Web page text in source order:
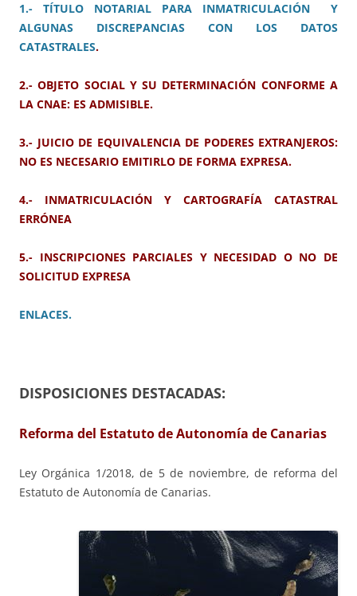
1.- TÍTULO NOTARIAL PARA INMATRICULACIÓN Y
ALGUNAS DISCREPANCIAS CON LOS DATOS
CATASTRALES.
2.- OBJETO SOCIAL Y SU DETERMINACIÓN CONFORME A
LA CNAE: ES ADMISIBLE.
3.- JUICIO DE EQUIVALENCIA DE PODERES EXTRANJEROS:
NO ES NECESARIO EMITIRLO DE FORMA EXPRESA.
4.- INMATRICULACIÓN Y CARTOGRAFÍA CATASTRAL
ERRÓNEA
5.- INSCRIPCIONES PARCIALES Y NECESIDAD O NO DE
SOLICITUD EXPRESA
ENLACES.
DISPOSICIONES DESTACADAS:
Reforma del Estatuto de Autonomía de Canarias
Ley Orgánica 1/2018, de 5 de noviembre, de reforma del
Estatuto de Autonomía de Canarias.